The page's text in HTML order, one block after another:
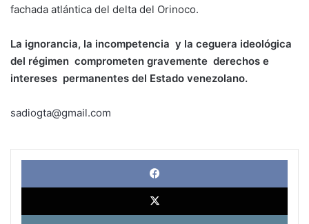
fachada atlántica del delta del Orinoco.
La ignorancia, la incompetencia y la ceguera ideológica
del régimen comprometen gravemente derechos e
intereses permanentes del Estado venezolano.
sadiogta@gmail.com
X